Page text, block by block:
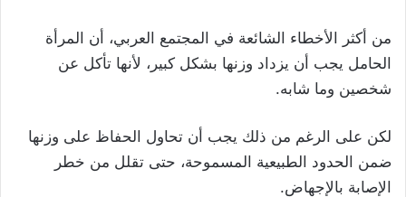
من أكثر الأخطاء الشائعة في المجتمع العربي، أن المرأة
الحامل يجب أن يزداد وزنها بشكل كبير، لأنها تأكل عن
شخصين وما شابه.
لكن على الرغم من ذلك يجب أن تحاول الحفاظ على وزنها
ضمن الحدود الطبيعية المسموحة، حتى تقلل من خطر
الإصابة بالإجهاض.